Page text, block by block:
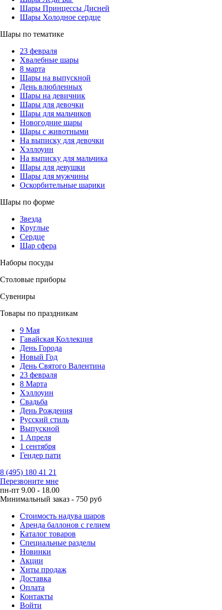
Шары Принцессы Дисней
Шары Холодное сердце
Шары по тематике
23 февраля
Хвалебные шары
8 марта
Шары на выпускной
День влюбленных
Шары на девичник
Шары для девочки
Шары для мальчиков
Новогодние шары
Шары с животными
На выписку для девочки
Хэллоуин
На выписку для мальчика
Шары для девушки
Шары для мужчины
Оскорбительные шарики
Шары по форме
Звезда
Круглые
Сердце
Шар сфера
Наборы посуды
Столовые приборы
Сувениры
Товары по праздникам
9 Мая
Гавайская Коллекция
День Города
Новый Год
День Святого Валентина
23 февраля
8 Марта
Хэллоуин
Свадьба
День Рождения
Русский стиль
Выпускной
1 Апреля
1 сентября
Гендер пати
8 (495) 180 41 21
Перезвоните мне
пн-пт 9.00 - 18.00
Минимальный заказ - 750 руб
Стоимость надува шаров
Аренда баллонов с гелием
Каталог товаров
Специальные разделы
Новинки
Акции
Хиты продаж
Доставка
Оплата
Контакты
Войти